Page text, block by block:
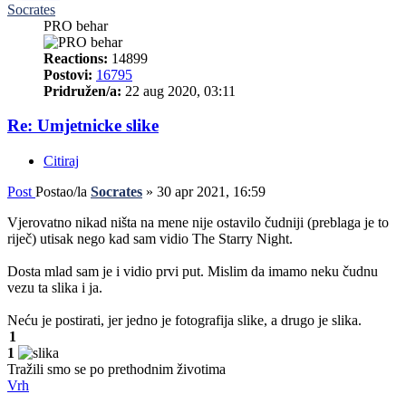
Socrates
PRO behar
Reactions: 14899
Postovi: 16795
Pridružen/a: 22 aug 2020, 03:11
Re: Umjetnicke slike
Citiraj
Post Postao/la Socrates » 30 apr 2021, 16:59
Vjerovatno nikad ništa na mene nije ostavilo čudniji (preblaga je to
riječ) utisak nego kad sam vidio The Starry Night.
Dosta mlad sam je i vidio prvi put. Mislim da imamo neku čudnu
vezu ta slika i ja.
Neću je postirati, jer jedno je fotografija slike, a drugo je slika.
1
1
Tražili smo se po prethodnim životima
Vrh